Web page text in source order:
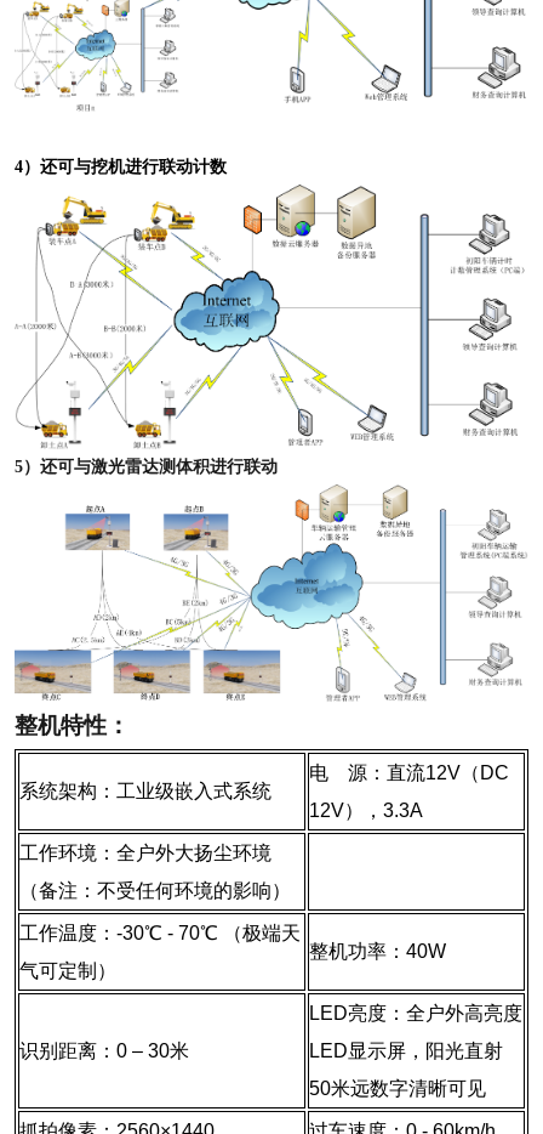
4）还可与挖机进行联动计数
5）还可与激光雷达测体积进行联动
整机特性：
系统架构：工业级嵌入式系统
电 源：直流12V（DC
12V），3.3A
工作环境：全户外大扬尘环境
（备注：不受任何环境的影响）
工作温度：-30℃ - 70℃ （极端天
气可定制）
整机功率：40W
识别距离：0 – 30米
LED亮度：全户外高亮度
LED显示屏， 阳光直射
50米远数字清晰可见